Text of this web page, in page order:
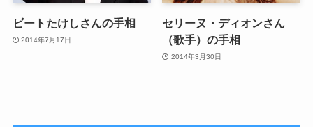
ビートたけしさんの手相
2014年7月17日
セリーヌ・ディオンさん
（歌手）の手相
2014年3月30日